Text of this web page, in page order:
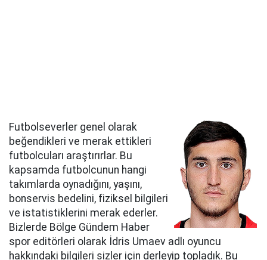
Futbolseverler genel olarak
beğendikleri ve merak ettikleri
futbolcuları araştırırlar. Bu
kapsamda futbolcunun hangi
takımlarda oynadığını, yaşını,
bonservis bedelini, fiziksel bilgileri
ve istatistiklerini merak ederler.
Bizlerde Bölge Gündem Haber
spor editörleri olarak İdris Umaev adlı oyuncu
hakkındaki bilgileri sizler için derleyip topladık. Bu